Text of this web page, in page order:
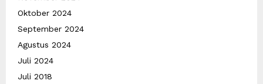
Oktober 2024
September 2024
Agustus 2024
Juli 2024
Juli 2018